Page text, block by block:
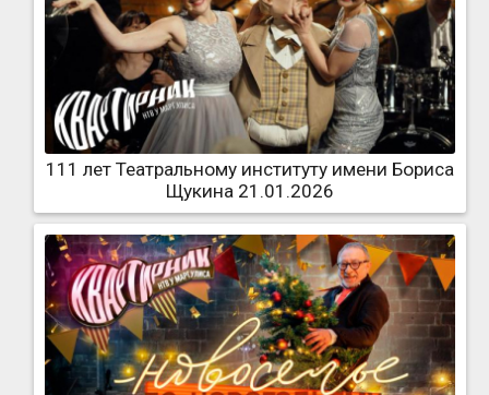
111 лет Театральному институту имени Бориса
Щукина 21.01.2026